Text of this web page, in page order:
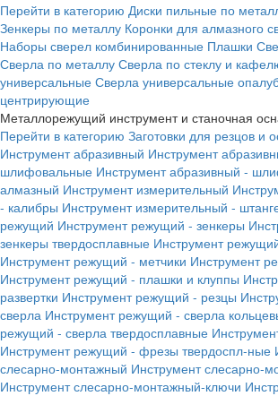
Перейти в категорию Диски пильные по
Зенкеры по металлу Коронки для алмазного
Наборы сверел комбинированные Плашки
Сверла по металлу Сверла по стеклу и
универсальные Сверла универсальные
центрирующие
Металлорежущий инструмент и станочная
Перейти в категорию Заготовки для резцов и
Инструмент абразивный Инструмент
шлифовальные Инструмент абразивный -
алмазный Инструмент измерительный
- калибры Инструмент измерительный -
режущий Инструмент режущий - зенкеры
зенкеры твердосплавные Инструмент
Инструмент режущий - метчики Инструмент
Инструмент режущий - плашки и клуппы
развертки Инструмент режущий - резцы
сверла Инструмент режущий - сверла
режущий - сверла твердосплавные
Инструмент режущий - фрезы твердоспл-ные
слесарно-монтажный Инструмент слесарно-
Инструмент слесарно-монтажный-ключи